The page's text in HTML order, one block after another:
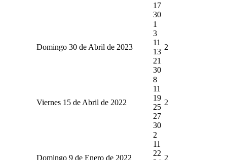
17
30
Domingo 30 de Abril de 2023
1
3
11
13
21
30
2
Viernes 15 de Abril de 2022
8
11
19
25
27
30
2
Domingo 9 de Enero de 2022
2
11
22
2